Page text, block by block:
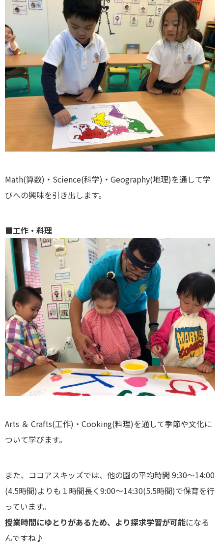
Math(算数)・Science(科学)・Geography(地理)を通して学
びへの興味を引き出します。
■工作・料理
Arts ＆ Crafts(工作)・Cooking(料理)を通して季節や文化に
ついて学びます。
また、ココアスキッズでは、他の園の平均時間 9:30～14:00
(4.5時間)よりも１時間長く9:00～14:30(5.5時間)で保育を行
っています。
授業時間にゆとりがあるため、より探求学習が可能になる
んですね♪